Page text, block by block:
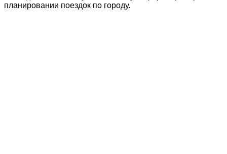
планировании поездок по городу.